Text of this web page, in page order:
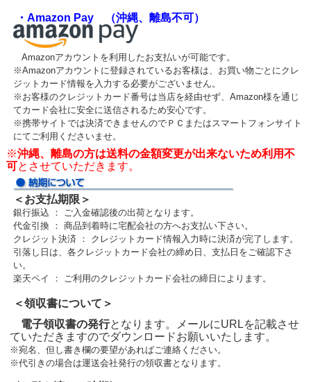
・Amazon Pay （沖縄、離島不可）
Amazonアカウントを利用したお支払いが可能です。
※Amazonアカウントに登録されているお客様は、お買い物ごとにクレ
ジットカード情報を入力する必要がございません。
※お客様のクレジットカード番号は当店を経由せず、Amazon様を通じ
てカード会社に安全に送信されるため安心です。
※携帯サイトでは決済できませんのでＰＣまたはスマートフォンサイト
にてご利用くださいませ。
※沖縄、離島の方は送料の金額変更が出来ないため利用不
可とさせていただきます。
＜お支払期限＞
銀行振込 ： ご入金確認後の出荷となります。
代金引換 ： 商品到着時に宅配会社の方へお支払い下さい。
クレジット決済 ： クレジットカード情報入力時に決済が完了します。
引落し日は、各クレジットカード会社の締め日、支払日をご確認下さ
い。
楽天ペイ ： ご利用のクレジットカード会社の締日によります。
＜領収書について＞
電子領収書の発行となります。メールにURLを記載させ
ていただきますのでダウンロードお願いいたします。
※宛名、但し書き欄の要望があればご連絡ください。
※代引きの場合は運送会社発行の領収書となります。